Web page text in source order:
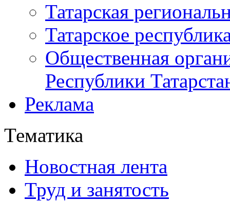
Татарская
Татарское
Общественная
Республики
Реклама
Тематика
Новостная лента
Труд и занятость